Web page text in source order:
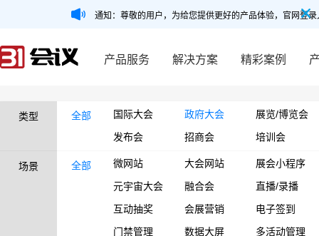
通知：尊敬的用户，为给您提供更好的产品体验，官网登
产品服务 解决方案 精彩案例
类型 全部 国际大会 政府大会
展览/博览会
发布会
招商会 培训会
场景 全部 微网站 大会网站
展会小程序
元宇宙大会
融合会
直播/录播
互动抽奖
会展营销
电子签到
门禁管理
数据大屏 多活动管理